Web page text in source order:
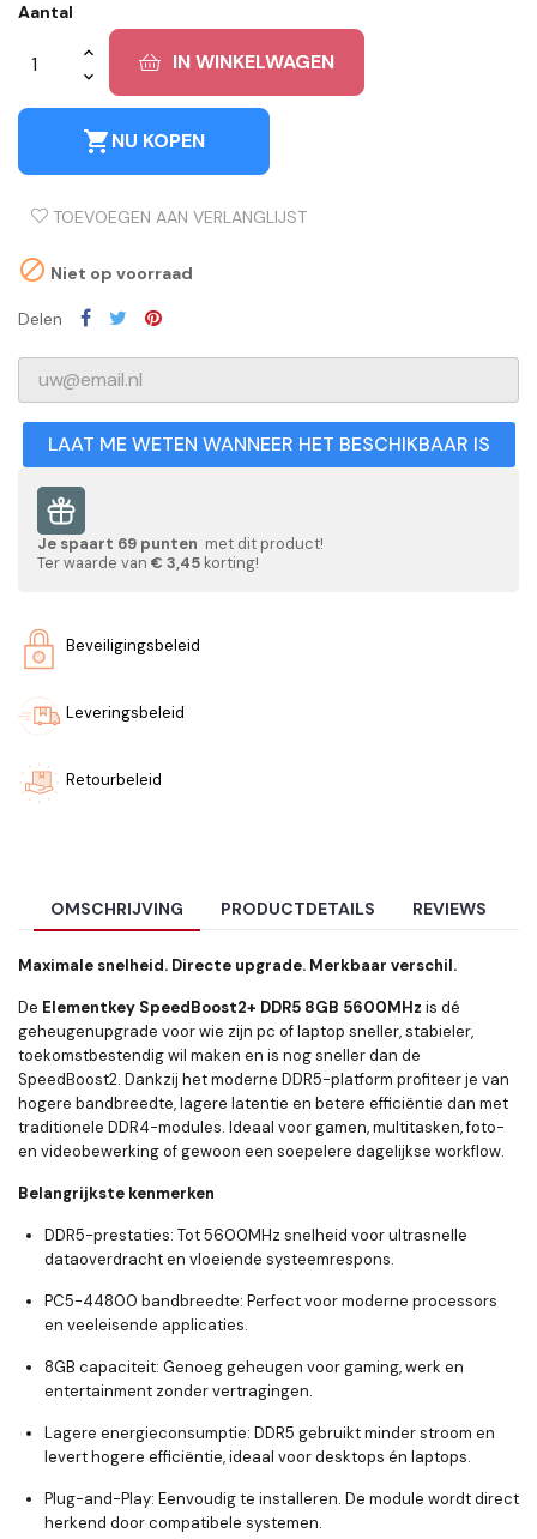
Aantal
IN WINKELWAGEN
shopping_cartNU KOPEN
TOEVOEGEN AAN VERLANGLIJST
 Niet op voorraad
Delen
LAAT ME WETEN WANNEER HET BESCHIKBAAR IS
Je spaart 69 punten met dit product!
Ter waarde van € 3,45 korting!
Beveiligingsbeleid
Leveringsbeleid
Retourbeleid
OMSCHRIJVING PRODUCTDETAILS REVIEWS
Maximale snelheid. Directe upgrade. Merkbaar verschil.
De Elementkey SpeedBoost2+ DDR5 8GB 5600MHz is dé
geheugenupgrade voor wie zijn pc of laptop sneller, stabieler,
toekomstbestendig wil maken en is nog sneller dan de
SpeedBoost2. Dankzij het moderne DDR5-platform profiteer je van
hogere bandbreedte, lagere latentie en betere efficiëntie dan met
traditionele DDR4-modules. Ideaal voor gamen, multitasken, foto-
en videobewerking of gewoon een soepelere dagelijkse workflow.
Belangrijkste kenmerken
DDR5-prestaties: Tot5600MHz snelheid voor ultrasnelle
dataoverdracht en vloeiende systeemrespons.
PC5-44800 bandbreedte: Perfect voor moderne processors
en veeleisende applicaties.
8GB capaciteit: Genoeg geheugen voor gaming, werk en
entertainment zonder vertragingen.
Lagere energieconsumptie: DDR5 gebruikt minder stroom en
levert hogere efficiëntie, ideaal voor desktops én laptops.
Plug-and-Play: Eenvoudig te installeren. De module wordt direct
herkend door compatibele systemen.